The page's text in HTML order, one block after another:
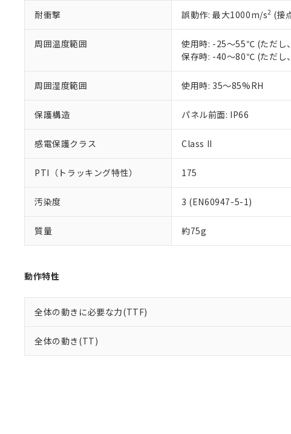
耐衝撃 誤動作: 最大1000m/s2 (接
周囲温度範囲
使用時: -25～55℃ (ただし
保存時: -40～80℃ (ただし
周囲湿度範囲 使用時: 35～85%RH
保護構造 パネル前面: IP66
感電保護クラス Class II
PTI（トラッキング特性） 175
汚染度 3 (EN60947-5-1)
質量 約75g
動作特性
全体の動きに必要な力(TTF)
全体の動き(TT)